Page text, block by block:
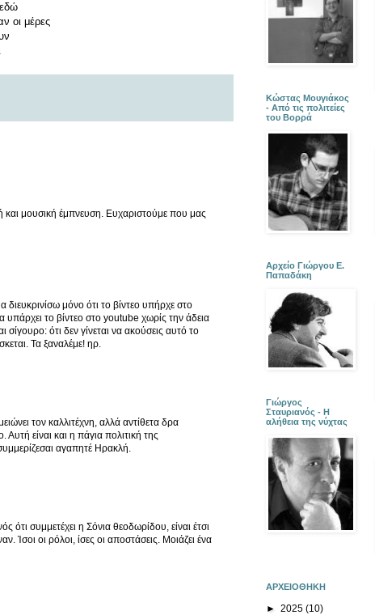
εδώ
οι μέρες
και μουσική έμπνευση. Ευχαριστούμε που μας
μόνο ότι το βίντεο υπήρχε στο
το βίντεο στο youtube χωρίς την άδεια
ότι δεν γίνεται να ακούσεις αυτό το
Τα ξαναλέμε! ηρ.
τον καλλιτέχνη, αλλά αντίθετα δρα
είναι και η πάγια πολιτική της
αγαπητέ Ηρακλή.
συμμετέχει η Σόνια θεοδωρίδου, είναι έτσι
Ίσοι οι ρόλοι, ίσες οι αποστάσεις. Μοιάζει ένα
Κώστας Μουγιάκος
- Από τις πολιτείες
του Βορρά
Αρχείο Γιώργου Ε.
Παπαδάκη
Γιώργος
Σταυριανός - Η
αλήθεια της νύχτας
ΑΡΧΕΙΟΘΗΚΗ
► 2025 (10)